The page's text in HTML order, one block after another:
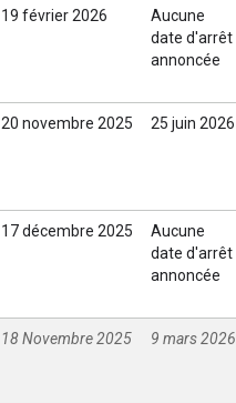
19 février 2026
Aucune
date d'arrêt
annoncée
20 novembre 2025 25 juin 2026
17 décembre 2025
Aucune
date d'arrêt
annoncée
18 Novembre 2025 9 mars 2026